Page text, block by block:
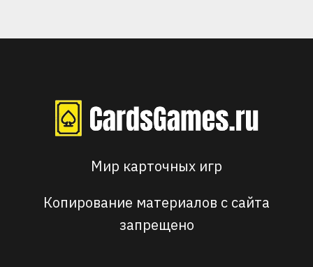
Мир карточных игр
Копирование материалов с сайта
запрещено